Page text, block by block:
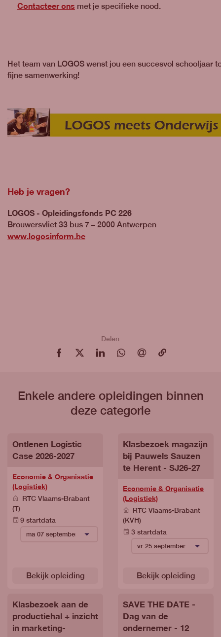
Contacteer ons met je specifieke nood.
Het team van LOGOS wenst jou een succesvol schooljaar
fijne samenwerking!
Heb je vragen?
LOGOS - Opleidingsfonds PC 226
Brouwersvliet 33 bus 7 – 2000 Antwerpen
www.logosinform.be
Delen
op Facebook
op X op LinkedInop WhatsApp
via e-mailvia e-mail
Enkele andere opleidingen binnen
deze categorie
Ontlenen Logistic
Case 2026-2027
Economie & Organisatie
(Logistiek)
RTC Vlaams-Brabant
(T)
9 startdata
Bekijk opleiding
Klasbezoek magazijn
bij Pauwels Sauzen
te Herent - SJ26-27
Economie & Organisatie
(Logistiek)
RTC Vlaams-Brabant
(KVH)
3 startdata
Bekijk opleiding
Klasbezoek aan de
productiehal + inzicht
in marketing-
SAVE THE DATE -
Dag van de
ondernemer - 12